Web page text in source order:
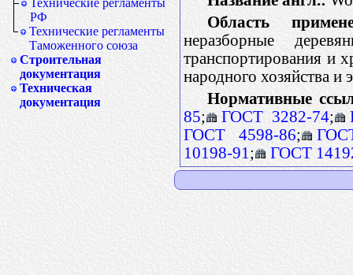
Технические регламенты
РФ
Технические регламенты
Таможенного союза
Строительная
документация
Техническая
документация
Область
неразборные
транспортирования и
народного хозяйства и
Нормативные
85; ГОСТ 3282-74;
ГОСТ 4598-86;
10198-91 ; ГОСТ